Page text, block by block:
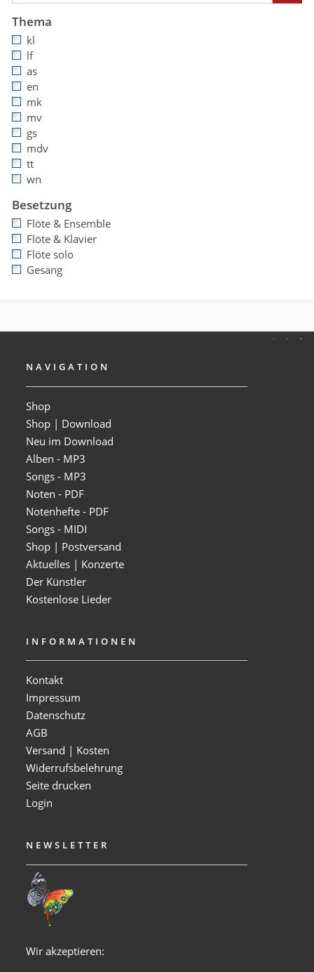
Thema
kl
lf
as
en
mk
mv
gs
mdv
tt
wn
Besetzung
Flöte & Ensemble
Flöte & Klavier
Flöte solo
Gesang
NAVIGATION
Shop
Shop | Download
Neu im Download
Alben - MP3
Songs - MP3
Noten - PDF
Notenhefte - PDF
Songs - MIDI
Shop | Postversand
Aktuelles | Konzerte
Der Künstler
Kostenlose Lieder
INFORMATIONEN
Kontakt
Impressum
Datenschutz
AGB
Versand | Kosten
Widerrufsbelehrung
Seite drucken
Login
NEWSLETTER
Wir akzeptieren: